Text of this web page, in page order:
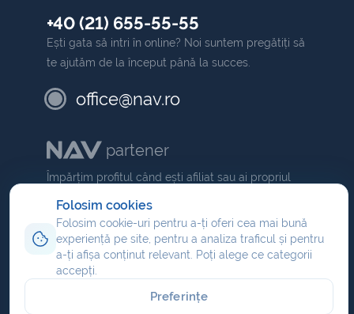
Folosim cookies
Folosim cookie-uri pentru a-ți oferi cea mai bună
experiență pe site, pentru a analiza traficul și pentru
a-ți afișa conținut relevant. Poți alege ce categorii
accepți.
Preferințe
+40 (21) 655-55-55
Ești gata să intri în online? Noi suntem pregătiți să
te ajutăm de la început până la succes.
office@nav.ro
partener
Împărțim profitul când ești afiliat sau ai propriul
comision dacă ești partener
Program de afiliere
Reseller hosting
Partener domenii